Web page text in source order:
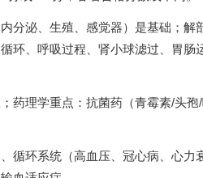
分泌、生殖、感觉器）是基础；解
环、呼吸过程、肾小球滤过、胃肠
药理学重点：抗菌药（青霉素/头孢
循环系统（高血压、冠心病、心力